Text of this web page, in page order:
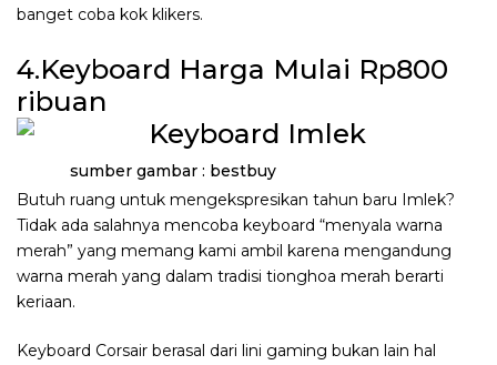
banget coba kok klikers.
4.Keyboard Harga Mulai Rp800
ribuan
sumber gambar : bestbuy
Butuh ruang untuk mengekspresikan tahun baru Imlek?
Tidak ada salahnya mencoba keyboard “menyala warna
merah” yang memang kami ambil karena mengandung
warna merah yang dalam tradisi tionghoa merah berarti
keriaan.
Keyboard Corsair berasal dari lini gaming bukan lain hal